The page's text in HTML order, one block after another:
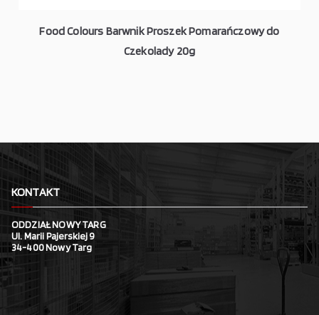
Food Colours Barwnik Proszek Pomarańczowy do
Czekolady 20g
KONTAKT
ODDZIAŁ NOWY TARG
Ul. Marii Pajerskiej 9
34-400 Nowy Targ